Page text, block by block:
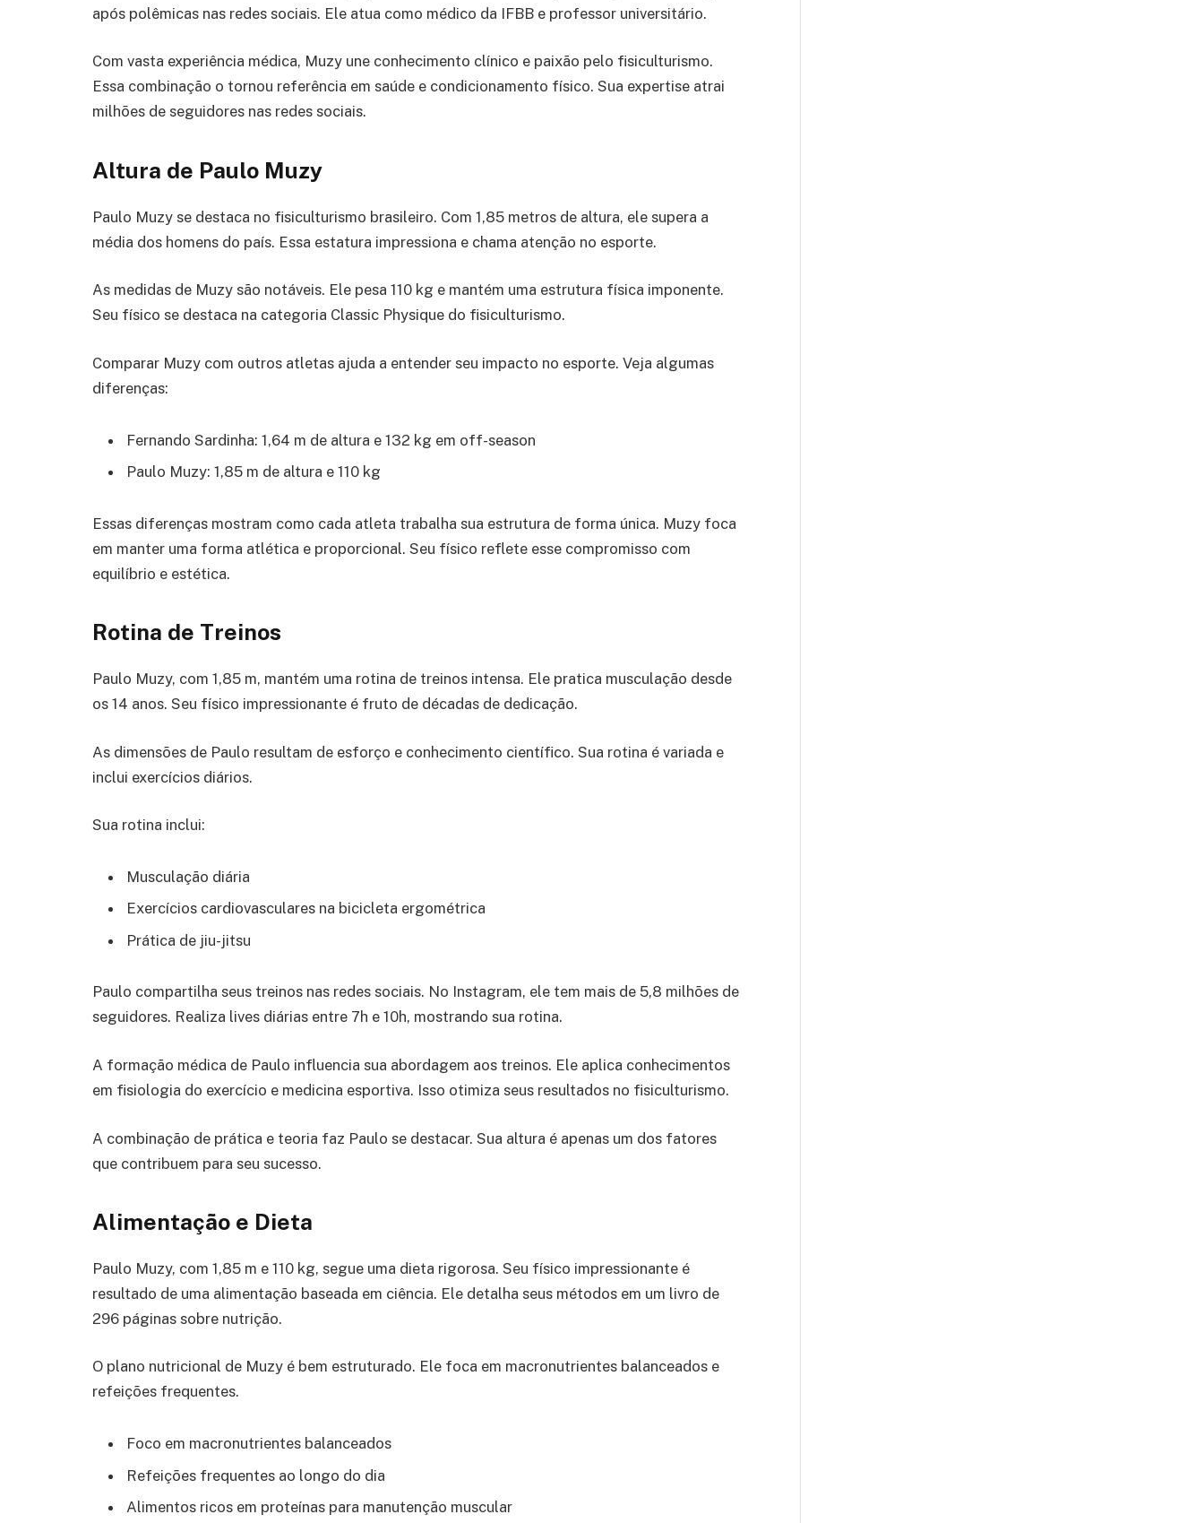
após polêmicas nas redes sociais. Ele atua como médico da IFBB e professor universitário.
Com vasta experiência médica, Muzy une conhecimento clínico e paixão pelo fisiculturismo.
Essa combinação o tornou referência em saúde e condicionamento físico. Sua expertise atrai
milhões de seguidores nas redes sociais.
Altura de Paulo Muzy
Paulo Muzy se destaca no fisiculturismo brasileiro. Com 1,85 metros de altura, ele supera a
média dos homens do país. Essa estatura impressiona e chama atenção no esporte.
As medidas de Muzy são notáveis. Ele pesa 110 kg e mantém uma estrutura física imponente.
Seu físico se destaca na categoria Classic Physique do fisiculturismo.
Comparar Muzy com outros atletas ajuda a entender seu impacto no esporte. Veja algumas
diferenças:
Fernando Sardinha: 1,64 m de altura e 132 kg em off-season
Paulo Muzy: 1,85 m de altura e 110 kg
Essas diferenças mostram como cada atleta trabalha sua estrutura de forma única. Muzy foca
em manter uma forma atlética e proporcional. Seu físico reflete esse compromisso com
equilíbrio e estética.
Rotina de Treinos
Paulo Muzy, com 1,85 m, mantém uma rotina de treinos intensa. Ele pratica musculação desde
os 14 anos. Seu físico impressionante é fruto de décadas de dedicação.
As dimensões de Paulo resultam de esforço e conhecimento científico. Sua rotina é variada e
inclui exercícios diários.
Sua rotina inclui:
Musculação diária
Exercícios cardiovasculares na bicicleta ergométrica
Prática de jiu-jitsu
Paulo compartilha seus treinos nas redes sociais. No Instagram, ele tem mais de 5,8 milhões de
seguidores. Realiza lives diárias entre 7h e 10h, mostrando sua rotina.
A formação médica de Paulo influencia sua abordagem aos treinos. Ele aplica conhecimentos
em fisiologia do exercício e medicina esportiva. Isso otimiza seus resultados no fisiculturismo.
A combinação de prática e teoria faz Paulo se destacar. Sua altura é apenas um dos fatores
que contribuem para seu sucesso.
Alimentação e Dieta
Paulo Muzy, com 1,85 m e 110 kg, segue uma dieta rigorosa. Seu físico impressionante é
resultado de uma alimentação baseada em ciência. Ele detalha seus métodos em um livro de
296 páginas sobre nutrição.
O plano nutricional de Muzy é bem estruturado. Ele foca em macronutrientes balanceados e
refeições frequentes.
Foco em macronutrientes balanceados
Refeições frequentes ao longo do dia
Alimentos ricos em proteínas para manutenção muscular